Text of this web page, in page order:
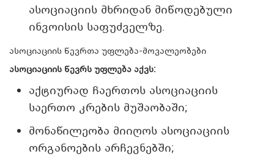
ასოციაციის მხრიდან მიწოდებული
ინვოისის საფუძველზე.
ასოციაციის წევრთა უფლება-მოვალეობები
ასოციაციის წევრს უფლება აქვს:
აქტიურად ჩაერთოს ასოციაციის
საერთო კრების მუშაობაში;
მონაწილეობა მიიღოს ასოციაციის
ორგანოების არჩევნებში;